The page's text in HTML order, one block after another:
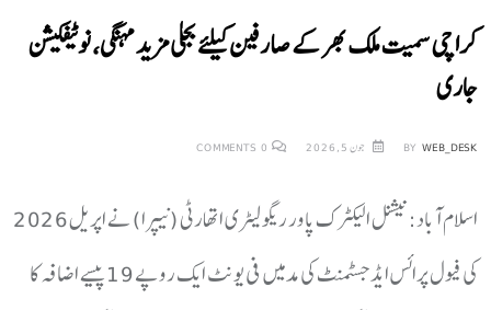
کراچی سمیت ملک بھر کے صارفین کیلئے بجلی مزید مہنگی، نوٹیفکیشن
جاری
BY WEB_DESK جون 5, 2026 0
COMMENTS
اسلام آباد:نیشنل الیکٹرک پاور ریگولیٹری اتھارٹی (نیپرا) نے اپریل 2026
کی فیول پرائس ایڈجسٹمنٹ کی مد میں فی یونٹ ایک روپے 19 پیسے اضافہ کا